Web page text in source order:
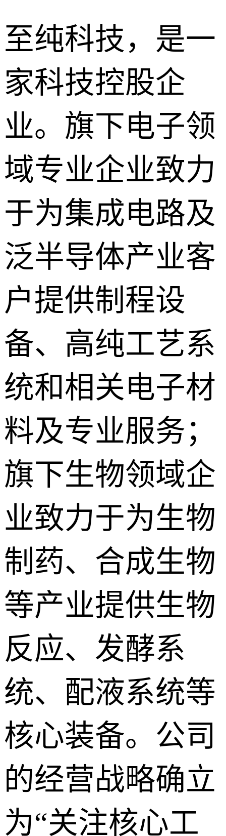
至纯科技，是一
家科技控股企
业。旗下电子领
域专业企业致力
于为集成电路及
泛半导体产业客
户提供制程设
备、高纯工艺系
统和相关电子材
料及专业服务；
旗下生物领域企
业致力于为生物
制药、合成生物
等产业提供生物
反应、发酵系
统、配液系统等
核心装备。公司
的经营战略确立
为“关注核心工